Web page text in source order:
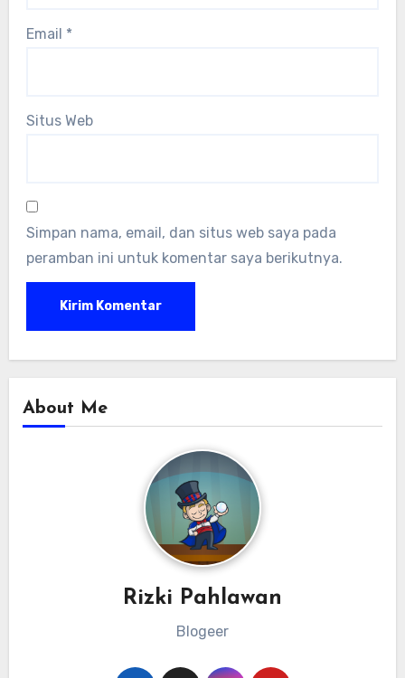
Email *
Situs Web
Simpan nama, email, dan situs web saya pada
peramban ini untuk komentar saya berikutnya.
About Me
Rizki Pahlawan
Blogeer